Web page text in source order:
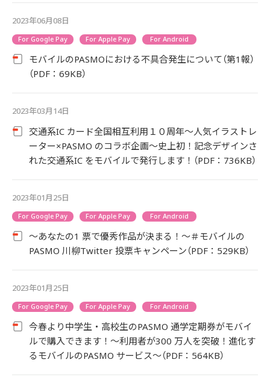
2023年06月08日
For Google Pay For Apple Pay For Android
モバイルのPASMOにおける不具合発生について（第1報）
（PDF：69KB）
2023年03月14日
交通系IC カード全国相互利用１０周年～人気イラストレ
ーター×PASMO のコラボ企画～史上初！記念デザインさ
れた交通系IC をモバイルで発行します！（PDF：736KB）
2023年01月25日
For Google Pay For Apple Pay For Android
～あなたの1 票で優秀作品が決まる！～＃モバイルの
PASMO 川柳Twitter 投票キャンペーン（PDF：529KB）
2023年01月25日
For Google Pay For Apple Pay For Android
今春より中学生・高校生のPASMO 通学定期券がモバイ
ルで購入できます！～利用者が300 万人を突破！進化す
るモバイルのPASMO サービス～（PDF：564KB）